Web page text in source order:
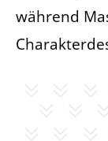
während